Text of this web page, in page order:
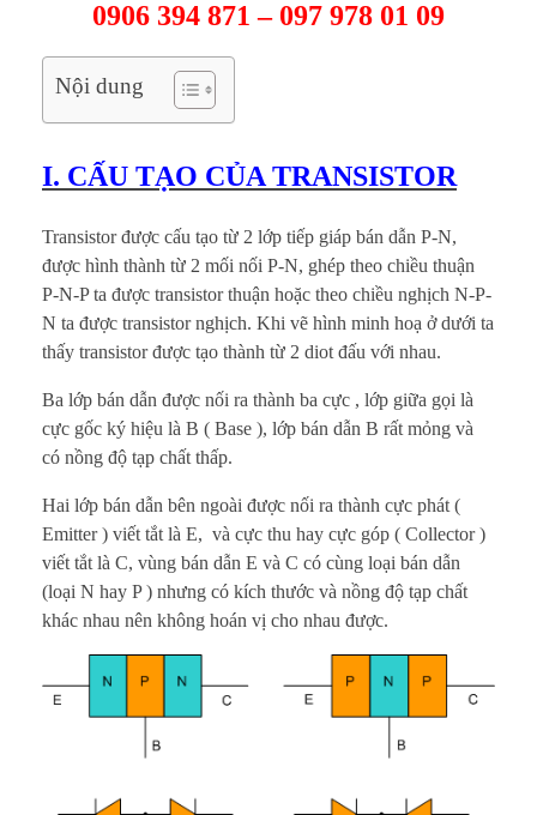
0906 394 871 – 097 978 01 09
Nội dung
I. CẤU TẠO CỦA TRANSISTOR
Transistor được cấu tạo từ 2 lớp tiếp giáp bán dẫn P-N,
được hình thành từ 2 mối nối P-N, ghép theo chiều thuận
P-N-P ta được transistor thuận hoặc theo chiều nghịch N-P-
N ta được transistor nghịch. Khi vẽ hình minh hoạ ở dưới ta
thấy transistor được tạo thành từ 2 diot đấu với nhau.
Ba lớp bán dẫn được nối ra thành ba cực , lớp giữa gọi là
cực gốc ký hiệu là B ( Base ), lớp bán dẫn B rất mỏng và
có nồng độ tạp chất thấp.
Hai lớp bán dẫn bên ngoài được nối ra thành cực phát (
Emitter ) viết tắt là E, và cực thu hay cực góp ( Collector )
viết tắt là C, vùng bán dẫn E và C có cùng loại bán dẫn
(loại N hay P ) nhưng có kích thước và nồng độ tạp chất
khác nhau nên không hoán vị cho nhau được.